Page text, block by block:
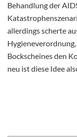
Behandlung der
allerdings scherte
Bockscheines den
neu ist diese Idee